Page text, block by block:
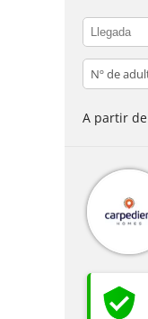
adults
A partir de